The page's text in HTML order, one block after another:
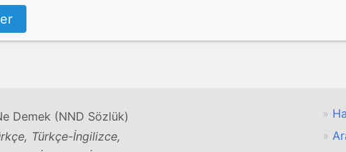
Demek (NND Sözlük)
Türkçe-İngilizce,